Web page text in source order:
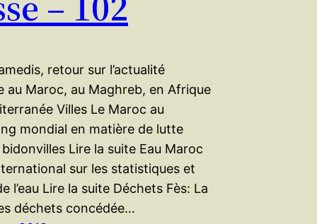
retour sur l’actualité
au Maroc, au Maghreb, en Afrique
Villes Le Maroc au
mondial en matière de lutte
Lire la suite Eau Maroc
sur les statistiques et
l’eau Lire la suite Déchets Fès: La
déchets concédée…